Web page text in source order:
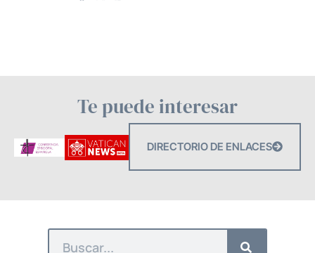
Te puede interesar
DIRECTORIO DE ENLACES